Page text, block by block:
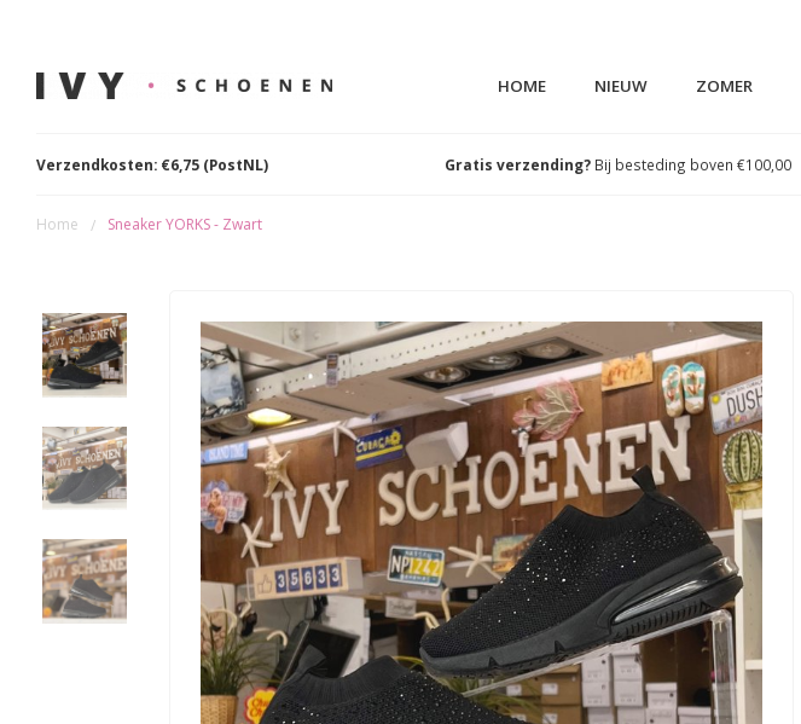
HOME NIEUW ZOMER
Verzendkosten: €6,75 (PostNL) Gratis verzending? Bij besteding boven €100,00
Home / Sneaker YORKS - Zwart